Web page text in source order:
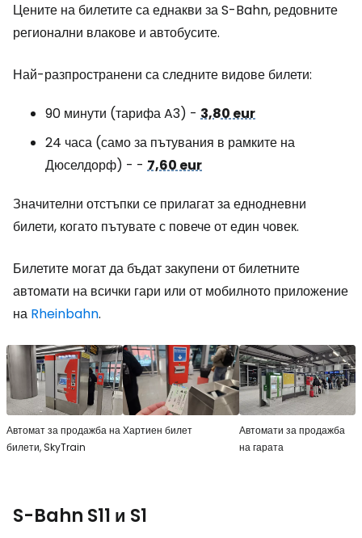
Цените на билетите са еднакви за S-Bahn, редовните
регионални влакове и автобусите.
Най-разпространени са следните видове билети:
90 минути (тарифа A3) - 3,80 eur
24 часа (само за пътувания в рамките на
Дюселдорф) - - 7,60 eur
Значителни отстъпки се прилагат за еднодневни
билети, когато пътувате с повече от един човек.
Билетите могат да бъдат закупени от билетните
автомати на всички гари или от мобилното приложение
на Rheinbahn.
Автомат за продажба на
билети, SkyTrain
Хартиен билет
Автомати за продажба
на гарата
S-Bahn S11 и S1